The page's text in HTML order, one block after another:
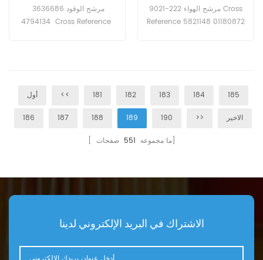
E66TA
4794134 Cross Reference
3901478-M1
مرشح الهواء 222-9021 Cross
Reference 5821148 01180872
أول
<< 181 182 183 184 185
186 187 188 189 190 >> الاخير
[ ما مجموعه 551 صفحات]
الاشتراك في البريد الإلكتروني لدينا